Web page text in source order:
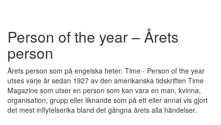
Person of the year – Årets
person
Årets person som på engelska heter: Time - Person of the year
utses varje år sedan 1927 av den amerikanska tidskriften Time
Magazine som utser en person som kan vara en man, kvinna,
organisation, grupp eller liknande som på ett eller annat vis gjort
det mest inflytelserika bland det gångna årets alla händelser.